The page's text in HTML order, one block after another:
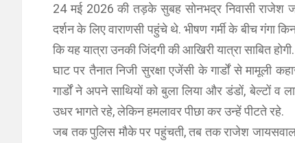
24 मई 2026 की तड़के सुबह सोनभद्र निवासी राजेश
दर्शन के लिए वाराणसी पहुंचे थे. भीषण गर्मी के बीच गंगा
कि यह यात्रा उनकी जिंदगी की आखिरी यात्रा साबित होगी.
घाट पर तैनात निजी सुरक्षा एजेंसी के गार्डों से मामूली
गार्डों ने अपने साथियों को बुला लिया और डंडों, बेल्टों
उधर भागते रहे, लेकिन हमलावर पीछा कर उन्हें पीटते रहे.
जब तक पुलिस मौके पर पहुंचती, तब तक राजेश